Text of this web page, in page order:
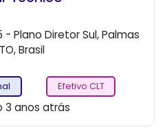
- Plano Diretor Sul, Palmas
Brasil
Efetivo CLT
3 anos atrás